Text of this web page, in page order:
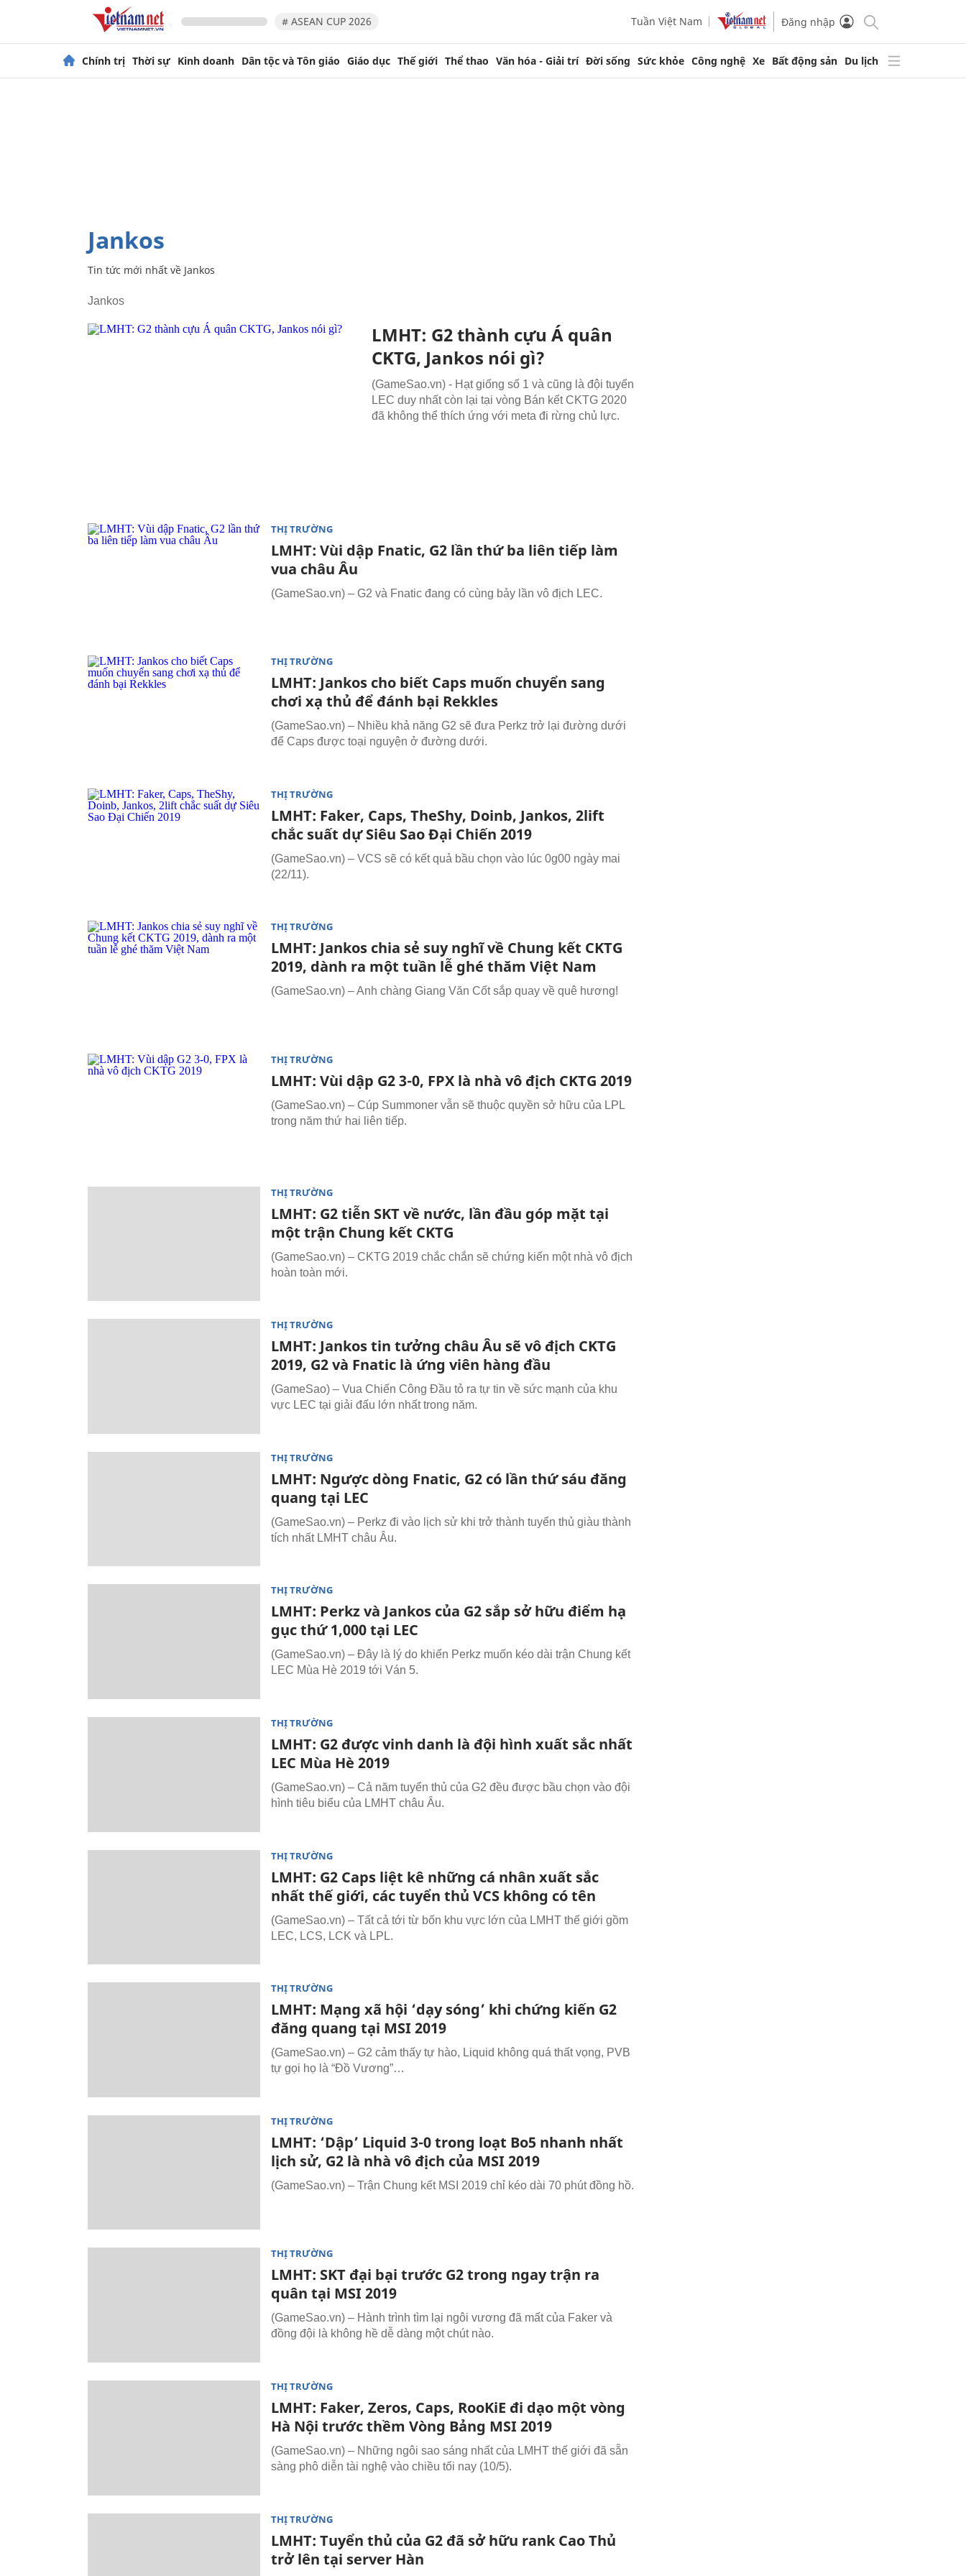
# ASEAN CUP 2026 Tuần Việt Nam Đăng nhập
Chính trị Thời sự Kinh doanh Dân tộc và Tôn giáo Giáo dục Thế giới Thể thao Văn hóa - Giải trí Đời sống Sức khỏe Công nghệ Xe Bất động sản Du lịch
Jankos
Tin tức mới nhất về Jankos
Jankos
LMHT: G2 thành cựu Á quân
CKTG, Jankos nói gì?
(GameSao.vn) - Hạt giống số 1 và cũng là đội tuyển
LEC duy nhất còn lại tại vòng Bán kết CKTG 2020
đã không thể thích ứng với meta đi rừng chủ lực.
THỊ TRƯỜNG
LMHT: Vùi dập Fnatic, G2 lần thứ ba liên tiếp làm
vua châu Âu
(GameSao.vn) – G2 và Fnatic đang có cùng bảy lần vô địch LEC.
THỊ TRƯỜNG
LMHT: Jankos cho biết Caps muốn chuyển sang
chơi xạ thủ để đánh bại Rekkles
(GameSao.vn) – Nhiều khả năng G2 sẽ đưa Perkz trở lại đường dưới
để Caps được toại nguyện ở đường dưới.
THỊ TRƯỜNG
LMHT: Faker, Caps, TheShy, Doinb, Jankos, 2lift
chắc suất dự Siêu Sao Đại Chiến 2019
(GameSao.vn) – VCS sẽ có kết quả bầu chọn vào lúc 0g00 ngày mai
(22/11).
THỊ TRƯỜNG
LMHT: Jankos chia sẻ suy nghĩ về Chung kết CKTG
2019, dành ra một tuần lễ ghé thăm Việt Nam
(GameSao.vn) – Anh chàng Giang Văn Cốt sắp quay về quê hương!
THỊ TRƯỜNG
LMHT: Vùi dập G2 3-0, FPX là nhà vô địch CKTG 2019
(GameSao.vn) – Cúp Summoner vẫn sẽ thuộc quyền sở hữu của LPL
trong năm thứ hai liên tiếp.
THỊ TRƯỜNG
LMHT: G2 tiễn SKT về nước, lần đầu góp mặt tại
một trận Chung kết CKTG
(GameSao.vn) – CKTG 2019 chắc chắn sẽ chứng kiến một nhà vô địch
hoàn toàn mới.
THỊ TRƯỜNG
LMHT: Jankos tin tưởng châu Âu sẽ vô địch CKTG
2019, G2 và Fnatic là ứng viên hàng đầu
(GameSao) – Vua Chiến Công Đầu tỏ ra tự tin về sức mạnh của khu
vực LEC tại giải đấu lớn nhất trong năm.
THỊ TRƯỜNG
LMHT: Ngược dòng Fnatic, G2 có lần thứ sáu đăng
quang tại LEC
(GameSao.vn) – Perkz đi vào lịch sử khi trở thành tuyển thủ giàu thành
tích nhất LMHT châu Âu.
THỊ TRƯỜNG
LMHT: Perkz và Jankos của G2 sắp sở hữu điểm hạ
gục thứ 1,000 tại LEC
(GameSao.vn) – Đây là lý do khiến Perkz muốn kéo dài trận Chung kết
LEC Mùa Hè 2019 tới Ván 5.
THỊ TRƯỜNG
LMHT: G2 được vinh danh là đội hình xuất sắc nhất
LEC Mùa Hè 2019
(GameSao.vn) – Cả năm tuyển thủ của G2 đều được bầu chọn vào đội
hình tiêu biểu của LMHT châu Âu.
THỊ TRƯỜNG
LMHT: G2 Caps liệt kê những cá nhân xuất sắc
nhất thế giới, các tuyển thủ VCS không có tên
(GameSao.vn) – Tất cả tới từ bốn khu vực lớn của LMHT thế giới gồm
LEC, LCS, LCK và LPL.
THỊ TRƯỜNG
LMHT: Mạng xã hội ‘dạy sóng’ khi chứng kiến G2
đăng quang tại MSI 2019
(GameSao.vn) – G2 cảm thấy tự hào, Liquid không quá thất vọng, PVB
tự gọi họ là “Đồ Vương”…
THỊ TRƯỜNG
LMHT: ‘Dập’ Liquid 3-0 trong loạt Bo5 nhanh nhất
lịch sử, G2 là nhà vô địch của MSI 2019
(GameSao.vn) – Trận Chung kết MSI 2019 chỉ kéo dài 70 phút đồng hồ.
THỊ TRƯỜNG
LMHT: SKT đại bại trước G2 trong ngay trận ra
quân tại MSI 2019
(GameSao.vn) – Hành trình tìm lại ngôi vương đã mất của Faker và
đồng đội là không hề dễ dàng một chút nào.
THỊ TRƯỜNG
LMHT: Faker, Zeros, Caps, RooKiE đi dạo một vòng
Hà Nội trước thềm Vòng Bảng MSI 2019
(GameSao.vn) – Những ngôi sao sáng nhất của LMHT thế giới đã sẵn
sàng phô diễn tài nghệ vào chiều tối nay (10/5).
THỊ TRƯỜNG
LMHT: Tuyển thủ của G2 đã sở hữu rank Cao Thủ
trở lên tại server Hàn